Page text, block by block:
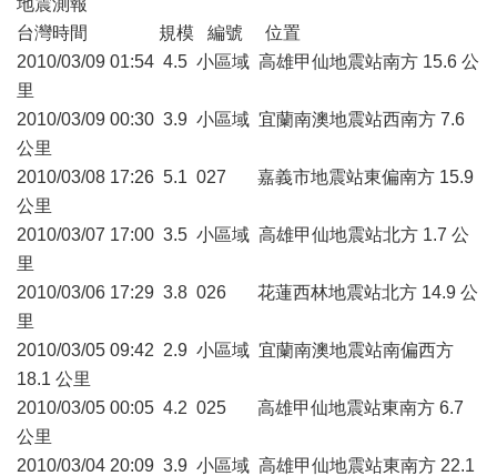
地震測報
台灣時間 規模 編號 位置
2010/03/09 01:54 4.5 小區域 高雄甲仙地震站南方 15.6 公
里
2010/03/09 00:30 3.9 小區域 宜蘭南澳地震站西南方 7.6
公里
2010/03/08 17:26 5.1 027 嘉義市地震站東偏南方 15.9
公里
2010/03/07 17:00 3.5 小區域 高雄甲仙地震站北方 1.7 公
里
2010/03/06 17:29 3.8 026 花蓮西林地震站北方 14.9 公
里
2010/03/05 09:42 2.9 小區域 宜蘭南澳地震站南偏西方
18.1 公里
2010/03/05 00:05 4.2 025 高雄甲仙地震站東南方 6.7
公里
2010/03/04 20:09 3.9 小區域 高雄甲仙地震站東南方 22.1